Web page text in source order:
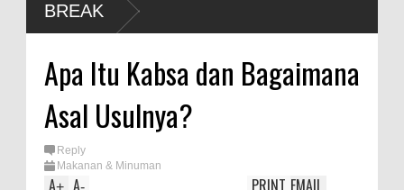
BREAK
Apa Itu Kabsa dan Bagaimana
Asal Usulnya?
Reply
Makanan & Minuman
A+ A- EMAIL
PRINT